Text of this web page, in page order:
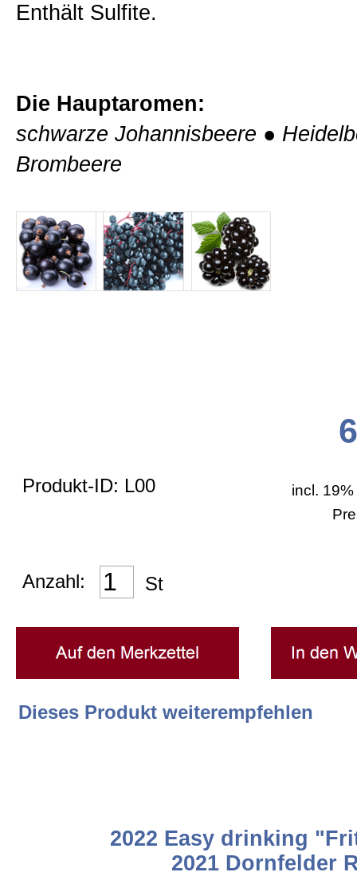
Auslieferungstermine
Kontakt
Zahlungsarten
Impressum
Widerrufsrecht
EULLe
Enthält Sulfite.
Die Hauptaromen:
schwarze Johannisbeere ●
Brombeere
Produkt-ID: L00
incl.
Anzahl: St
Dieses Produkt weiterempfehlen
2022 Easy drinking
2021 Dornfelder